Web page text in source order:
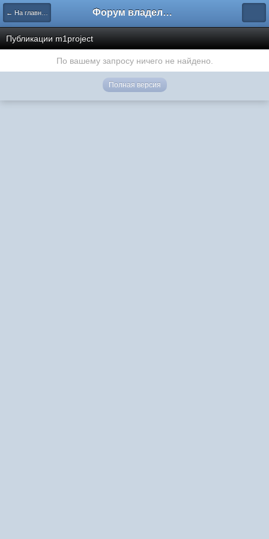
← На главную Форум владельцев интернет-магазинов
Публикации m1project
По вашему запросу ничего не найдено.
Полная версия